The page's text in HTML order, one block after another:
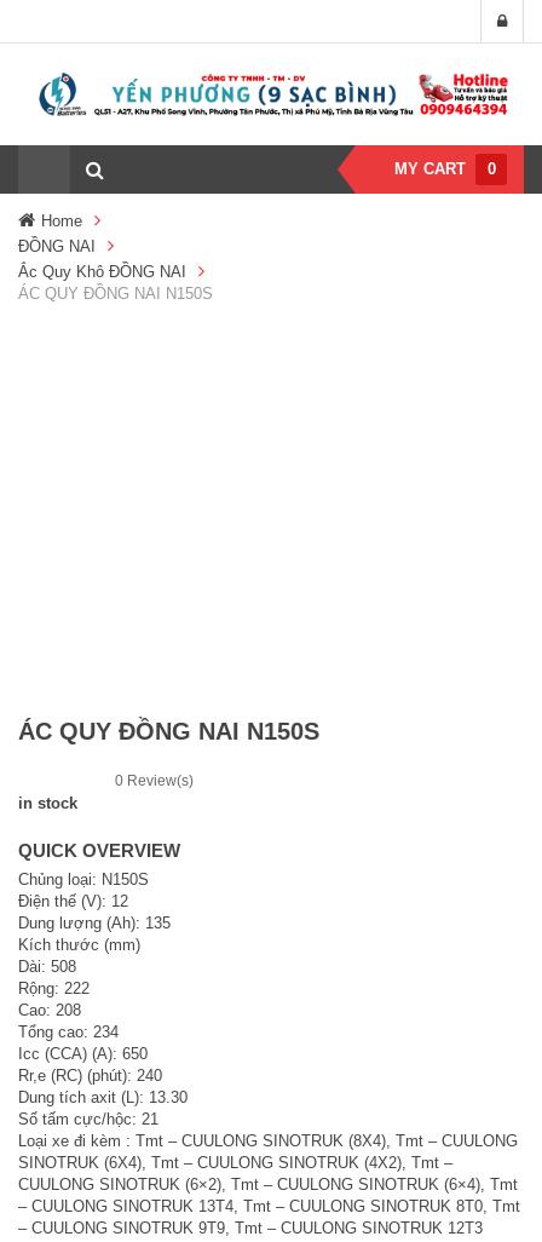
MY CART 0
Home
ĐỒNG NAI
Ắc Quy Khô ĐỒNG NAI
ÁC QUY ĐỒNG NAI N150S
ÁC QUY ĐỒNG NAI N150S
0 Review(s)
in stock
QUICK OVERVIEW
Chủng loại: N150S
Điện thế (V): 12
Dung lượng (Ah): 135
Kích thước (mm)
Dài: 508
Rộng: 222
Cao: 208
Tổng cao: 234
Icc (CCA) (A): 650
Rr,e (RC) (phút): 240
Dung tích axit (L): 13.30
Số tấm cực/hộc: 21
Loại xe đi kèm : Tmt – CUULONG SINOTRUK (8X4), Tmt – CUULONG
SINOTRUK (6X4), Tmt – CUULONG SINOTRUK (4X2), Tmt –
CUULONG SINOTRUK (6×2), Tmt – CUULONG SINOTRUK (6×4), Tmt
– CUULONG SINOTRUK 13T4, Tmt – CUULONG SINOTRUK 8T0, Tmt
– CUULONG SINOTRUK 9T9, Tmt – CUULONG SINOTRUK 12T3